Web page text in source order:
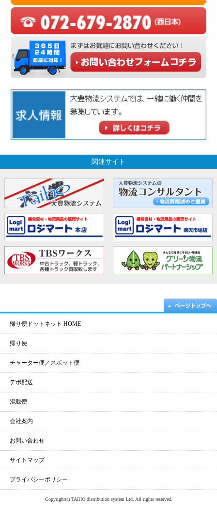
関連サイト
帰り便ドットネット HOME
帰り便
チャーター便／スポット便
デポ配送
混載便
会社案内
お問い合わせ
サイトマップ
プライバシーポリシー
Copyright(c) TAIHO distribution system Ltd. All rights reserved.